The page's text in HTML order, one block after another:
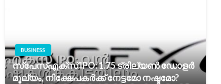
BUSINESS
സ്പേസ്എക്സ് IPO: 1.75 ട്രില്യൺ ഡോളർ
മൂല്യം, നിക്ഷേപകർക്ക് നേട്ടമോ നഷ്ടമോ?